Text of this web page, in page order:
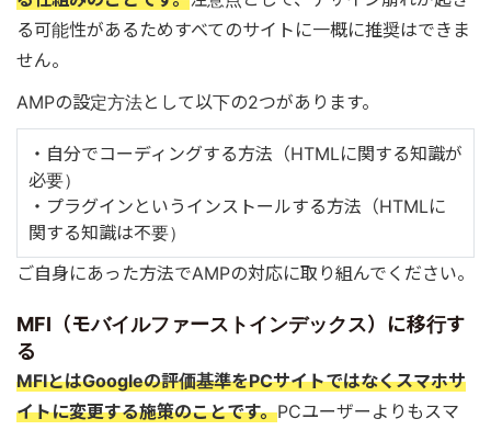
る可能性があるためすべてのサイトに一概に推奨はできま
せん。
AMPの設定方法として以下の2つがあります。
・自分でコーディングする方法（HTMLに関する知識が
必要）
・プラグインというインストールする方法（HTMLに
関する知識は不要）
ご自身にあった方法でAMPの対応に取り組んでください。
MFI（モバイルファーストインデックス）に移行す
る
MFIとはGoogleの評価基準をPCサイトではなくスマホサ
イトに変更する施策のことです。PCユーザーよりもスマ